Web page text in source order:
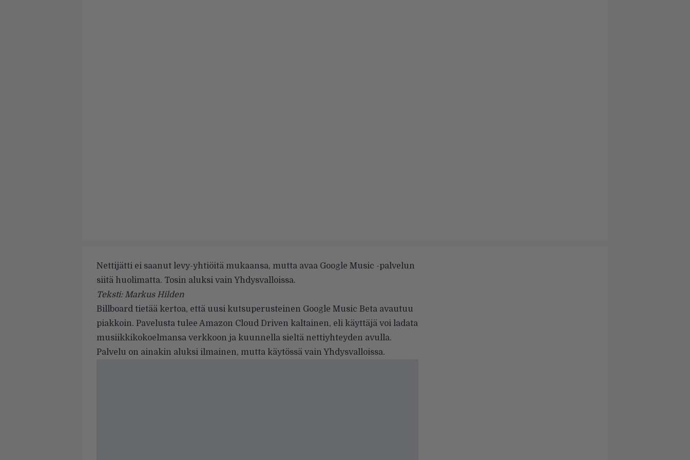
Nettijätti ei saanut levy-yhtiöitä mukaansa, mutta avaa Google Music -palvelun
siitä huolimatta. Tosin aluksi vain Yhdysvalloissa.
Teksti: Markus Hilden
Billboard tietää kertoa, että uusi kutsuperusteinen Google Music Beta avautuu
piakkoin. Pavelusta tulee Amazon Cloud Driven kaltainen, eli käyttäjä voi ladata
musiikkikokoelmansa verkkoon ja kuunnella sieltä nettiyhteyden avulla.
Palvelu on ainakin aluksi ilmainen, mutta käytössä vain Yhdysvalloissa.